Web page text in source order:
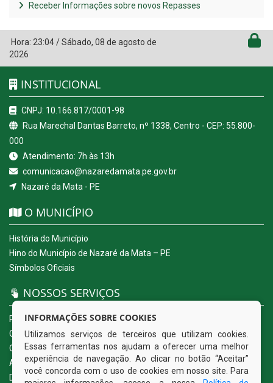
Receber Informações sobre novos Repasses
Hora: 23:04/Sábado, 08 de agosto de
2026
INSTITUCIONAL
CNPJ: 10.166.817/0001-98
Rua Marechal Dantas Barreto, nº 1338, Centro - CEP: 55.800-
000
Atendimento: 7h às 13h
comunicacao@nazaredamata.pe.gov.br
Nazaré da Mata - PE
O MUNICÍPIO
História do Município
Hino do Município de Nazaré da Mata – PE
Símbolos Oficiais
NOSSOS SERVIÇOS
Portal da Transparência
Carta de Serviços ao Usuário
Ouvidoria Eletrônica
Acesso a Informação (eSIC)
Diário Oficial
INFORMAÇÕES SOBRE COOKIES
Utilizamos serviços de terceiros que utilizam cookies.
Essas ferramentas nos ajudam a oferecer uma melhor
experiência de navegação. Ao clicar no botão “Aceitar”
você concorda com o uso de cookies em nosso site. Para